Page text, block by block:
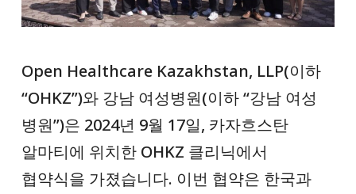
Open Healthcare Kazakhstan, LLP(이하
“OHKZ”)와 강남 여성병원(이하 “강남 여성
병원”)은 2024년 9월 17일, 카자흐스탄
알마티에 위치한 OHKZ 클리닉에서
협약식을 가졌습니다. 이번 협약은 한국과